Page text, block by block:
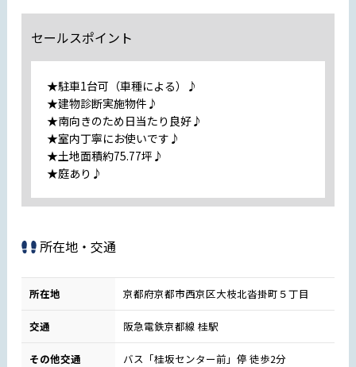
セールスポイント
★駐車1台可（車種による）♪
★建物診断実施物件♪
★南向きのため日当たり良好♪
★室内丁寧にお使いです♪
★土地面積約75.77坪♪
★庭あり♪
所在地・交通
所在地 京都府京都市西京区大枝北沓掛町５丁目
交通 阪急電鉄京都線 桂駅
その他交通 バス「桂坂センター前」停 徒歩2分